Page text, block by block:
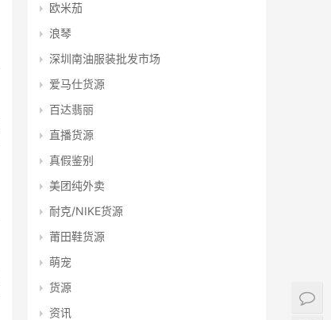
欧米茄
浪琴
深圳南油服装批发市场
爱马仕货源
百达翡丽
直播货源
真假鉴别
美团纯外卖
耐克/NIKE货源
莆田鞋货源
萌宠
货源
资讯